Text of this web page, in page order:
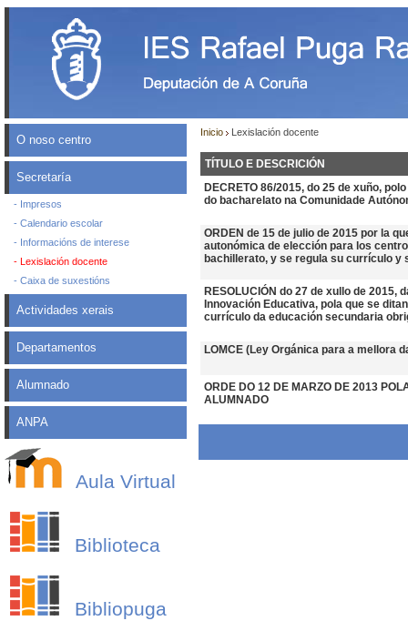
O noso centro
Secretaría
- Impresos
- Calendario escolar
- Informacións de interese
- Lexislación docente
- Caixa de suxestións
Actividades xerais
Departamentos
Alumnado
ANPA
Aula Virtual
Biblioteca
Bibliopuga
Inicio Lexislación docente
TÍTULO E DESCRICIÓN
DECRETO 86/2015, do 25 de xuño,
do bacharelato na Comunidade
ORDEN de 15 de julio de 2015 por la
autonómica de elección para los
bachillerato, y se regula su currículo y
RESOLUCIÓN do 27 de xullo de
Innovación Educativa, pola que se
currículo da educación secundaria
LOMCE (Ley Orgánica para a mellora
ORDE DO 12 DE MARZO DE 2013
ALUMNADO